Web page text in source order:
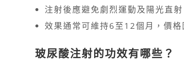
注射後應避免劇烈運動及陽光直射
效果通常可維持6至12個月，價格
玻尿酸注射的功效有哪些？